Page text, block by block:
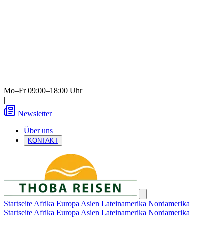
Mo–Fr 09:00–18:00 Uhr
|
Newsletter
Über uns
KONTAKT
Startseite Afrika Europa Asien Lateinamerika Nordamerika
Startseite Afrika Europa Asien Lateinamerika Nordamerika